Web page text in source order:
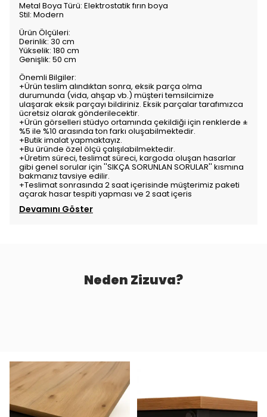
Metal Boya Türü: Elektrostatik fırın boya
Stil: Modern
Ürün Ölçüleri:
Derinlik: 30 cm
Yükselik: 180 cm
Genişlik: 50 cm
Önemli Bilgiler:
+Ürün teslim alındıktan sonra, eksik parça olma
durumunda (vida, ahşap vb.) müşteri temsilcimize
ulaşarak eksik parçayı bildiriniz. Eksik parçalar tarafımızca
ücretsiz olarak gönderilecektir.
+Ürün görselleri stüdyo ortamında çekildiği için renklerde ±
%5 ile %10 arasında ton farkı oluşabilmektedir.
+Butik imalat yapmaktayız.
+Bu üründe özel ölçü çalışılabilmektedir.
+Üretim süreci, teslimat süreci, kargoda oluşan hasarlar
gibi genel sorular için ''SIKÇA SORUNLAN SORULAR'' kısmına
bakmanız tavsiye edilir.
+Teslimat sonrasında 2 saat içerisinde müşterimiz paketi
açarak hasar tespiti yapması ve 2 saat içeris
Devamını Göster
Neden Zizuva?